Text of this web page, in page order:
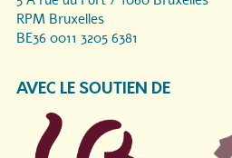
RPM Bruxelles
BE36 0011 3205 6381
AVEC LE SOUTIEN DE